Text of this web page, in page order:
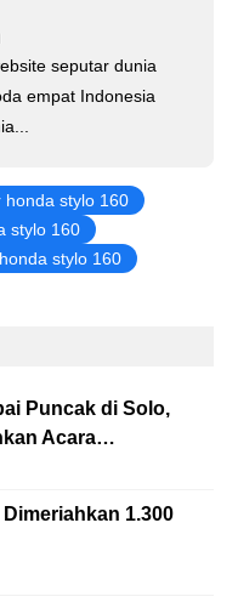
seputar dunia
empat Indonesia
honda stylo 160
stylo 160
stylo 160
Puncak di Solo,
Acara…
1.300